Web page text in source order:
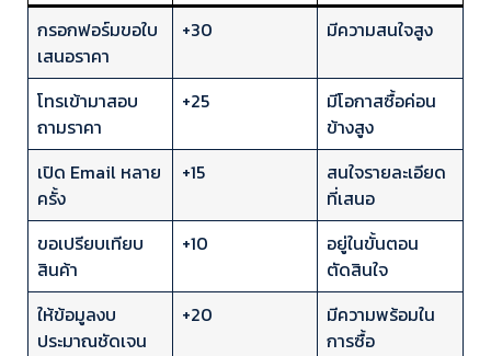
กรอกฟอร์มขอใบ
เสนอราคา
+30 มีความสนใจสูง
โทรเข้ามาสอบ
ถามราคา
+25
มีโอกาสซื้อค่อน
ข้างสูง
เปิด Email หลาย
ครั้ง
+15
สนใจรายละเอียด
ที่เสนอ
ขอเปรียบเทียบ
สินค้า
+10
อยู่ในขั้นตอน
ตัดสินใจ
ให้ข้อมูลงบ
ประมาณชัดเจน
+20
มีความพร้อมใน
การซื้อ